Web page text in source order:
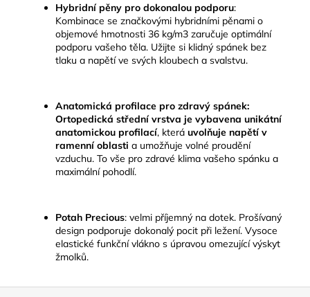
Hybridní pěny pro dokonalou podporu:
Kombinace se značkovými hybridními pěnami o
objemové hmotnosti 36 kg/m3 zaručuje optimální
podporu vašeho těla. Užijte si klidný spánek bez
tlaku a napětí ve svých kloubech a svalstvu.
Anatomická profilace pro zdravý spánek:
Ortopedická střední vrstva je vybavena unikátní
anatomickou profilací, která uvolňuje napětí v
ramenní oblasti a umožňuje volné proudění
vzduchu. To vše pro zdravé klima vašeho spánku a
maximální pohodlí.
Potah Precious: velmi příjemný na dotek. Prošívaný
design podporuje dokonalý pocit při ležení. Vysoce
elastické funkční vlákno s úpravou omezující výskyt
žmolků.